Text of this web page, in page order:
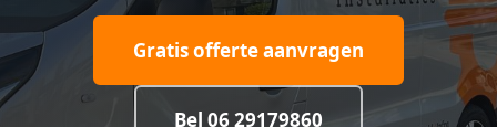
Gratis offerte aanvragen
Bel 06 29179860